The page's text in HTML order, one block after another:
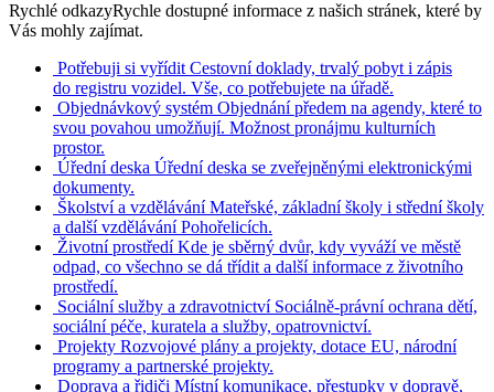
Rychlé odkazyRychle dostupné informace z našich stránek, které by
Vás mohly zajímat.
Potřebuji si vyřídit Cestovní doklady, trvalý pobyt i zápis
do registru vozidel. Vše, co potřebujete na úřadě.
Objednávkový systém Objednání předem na agendy, které to
svou povahou umožňují. Možnost pronájmu kulturních
prostor.
Úřední deska Úřední deska se zveřejněnými elektronickými
dokumenty.
Školství a vzdělávání Mateřské, základní školy i střední školy
a další vzdělávání Pohořelicích.
Životní prostředí Kde je sběrný dvůr, kdy vyváží ve městě
odpad, co všechno se dá třídit a další informace z životního
prostředí.
Sociální služby a zdravotnictví Sociálně-právní ochrana dětí,
sociální péče, kuratela a služby, opatrovnictví.
Projekty Rozvojové plány a projekty, dotace EU, národní
programy a partnerské projekty.
Doprava a řidiči Místní komunikace, přestupky v dopravě,